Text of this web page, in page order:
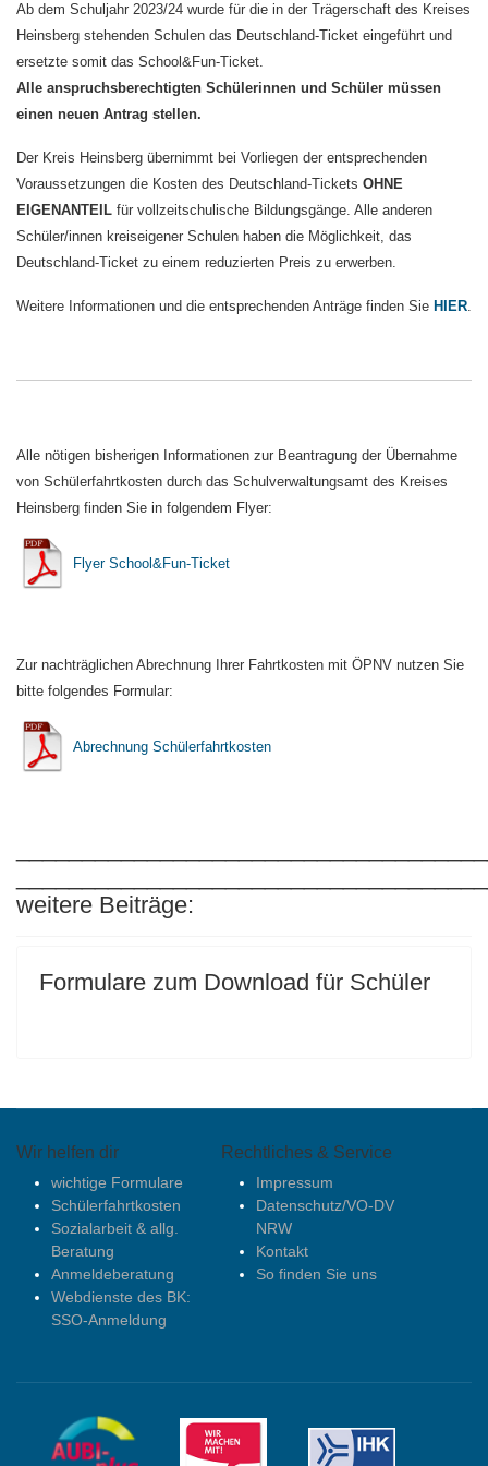
Ab dem Schuljahr 2023/24 wurde für die in der Trägerschaft des Kreises
Heinsberg stehenden Schulen das Deutschland-Ticket eingeführt und
ersetzte somit das School&Fun-Ticket.
Alle anspruchsberechtigten Schülerinnen und Schüler müssen
einen neuen Antrag stellen.
Der Kreis Heinsberg übernimmt bei Vorliegen der entsprechenden
Voraussetzungen die Kosten des Deutschland-Tickets OHNE
EIGENANTEIL für vollzeitschulische Bildungsgänge. Alle anderen
Schüler/innen kreiseigener Schulen haben die Möglichkeit, das
Deutschland-Ticket zu einem reduzierten Preis zu erwerben.
Weitere Informationen und die entsprechenden Anträge finden Sie HIER.
Alle nötigen bisherigen Informationen zur Beantragung der Übernahme
von Schülerfahrtkosten durch das Schulverwaltungsamt des Kreises
Heinsberg finden Sie in folgendem Flyer:
Flyer School&Fun-Ticket
Zur nachträglichen Abrechnung Ihrer Fahrtkosten mit ÖPNV nutzen Sie
bitte folgendes Formular:
Abrechnung Schülerfahrtkosten
weitere Beiträge:
Formulare zum Download für Schüler
Wir helfen dir
wichtige Formulare
Schülerfahrtkosten
Sozialarbeit & allg.
Beratung
Anmeldeberatung
Webdienste des BK:
SSO-Anmeldung
Rechtliches & Service
Impressum
Datenschutz/VO-DV
NRW
Kontakt
So finden Sie uns